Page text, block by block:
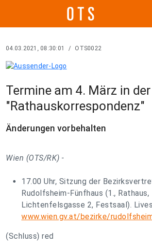
04.03.2021, 08:30:01 / OTS0022
Termine am 4. März in der
"Rathauskorrespondenz"
Änderungen vorbehalten
Wien (OTS/RK) -
17.00 Uhr, Sitzung der
Rudolfsheim-Fünfhaus (1., Rathaus,
Lichtenfelsgasse 2, Festsaal).
www.wien.gv.at/bezirke/
(Schluss) red